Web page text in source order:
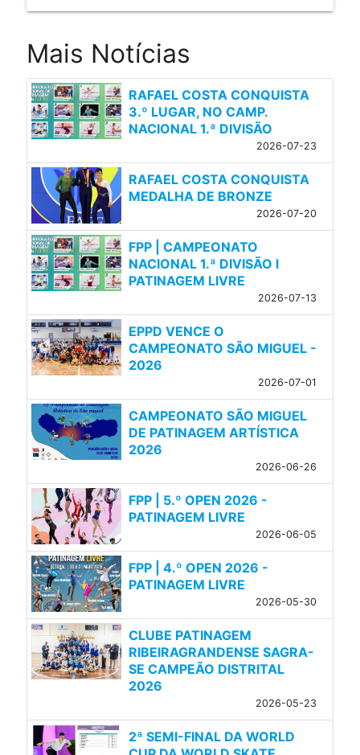
Mais Notícias
RAFAEL COSTA CONQUISTA
3.º LUGAR, NO CAMP.
NACIONAL 1.ª DIVISÃO
2026-07-23
RAFAEL COSTA CONQUISTA
MEDALHA DE BRONZE
2026-07-20
FPP | CAMPEONATO
NACIONAL 1.ª DIVISÃO l
PATINAGEM LIVRE
2026-07-13
EPPD VENCE O
CAMPEONATO SÃO MIGUEL -
2026
2026-07-01
CAMPEONATO SÃO MIGUEL
DE PATINAGEM ARTÍSTICA
2026
2026-06-26
FPP | 5.º OPEN 2026 -
PATINAGEM LIVRE
2026-06-05
FPP | 4.º OPEN 2026 -
PATINAGEM LIVRE
2026-05-30
CLUBE PATINAGEM
RIBEIRAGRANDENSE SAGRA-
SE CAMPEÃO DISTRITAL
2026
2026-05-23
2ª SEMI-FINAL DA WORLD